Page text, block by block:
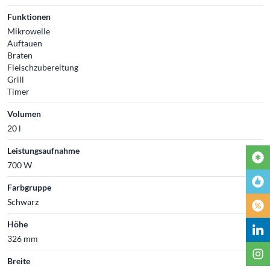
Funktionen
Mikrowelle
Auftauen
Braten
Fleischzubereitung
Grill
Timer
Volumen
20 l
Leistungsaufnahme
700 W
Farbgruppe
Schwarz
Höhe
326 mm
Breite